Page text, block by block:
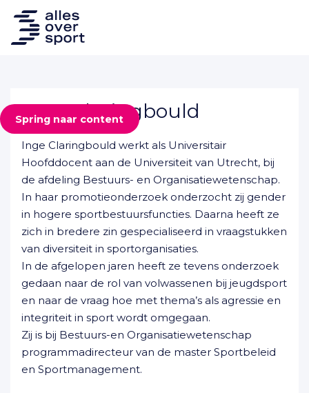
Spring naar content
Inge Claringbould
Inge Claringbould werkt als Universitair
Hoofddocent aan de Universiteit van Utrecht, bij
de afdeling Bestuurs- en Organisatiewetenschap.
In haar promotieonderzoek onderzocht zij gender
in hogere sportbestuursfuncties. Daarna heeft ze
zich in bredere zin gespecialiseerd in vraagstukken
van diversiteit in sportorganisaties.
In de afgelopen jaren heeft ze tevens onderzoek
gedaan naar de rol van volwassenen bij jeugdsport
en naar de vraag hoe met thema’s als agressie en
integriteit in sport wordt omgegaan.
Zij is bij Bestuurs-en Organisatiewetenschap
programmadirecteur van de master Sportbeleid
en Sportmanagement.